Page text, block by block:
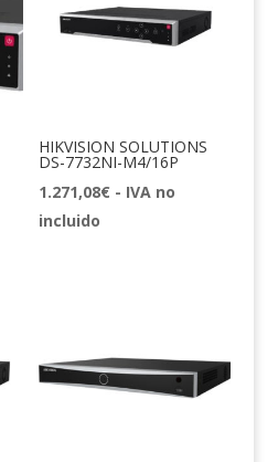
HIKVISION SOLUTIONS
DS-7732NI-M4/16P
1.271,08€ - IVA no
incluido